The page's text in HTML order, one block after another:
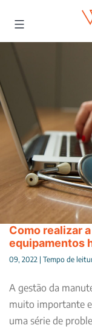
para
Como realizar
equipamentos
09, 2022 | Tempo de
A gestão da
muito importante
uma série de